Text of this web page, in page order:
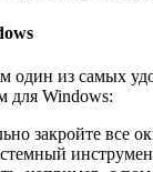
один из самых
для Windows:
закройте все